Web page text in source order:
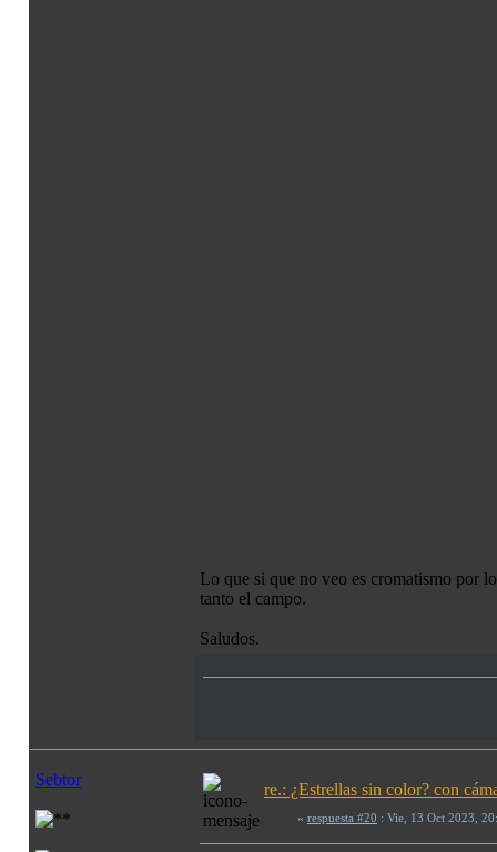
Lo que si que no veo es cromatismo por
tanto el campo.
Saludos.
Sebtor
re.: ¿Estrellas sin color? con
« respuesta #20 : Vie, 13 Oct 2023,